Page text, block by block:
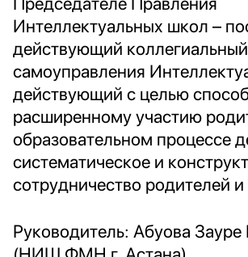
Интеллектуальных школ –
действующий
самоуправления
действующий с целью
расширенному участию
образовательном процессе
систематическое и
сотрудничество родителей
Руководитель: Абуова Зауре